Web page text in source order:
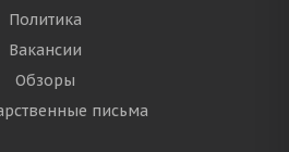
Политика
Вакансии
Обзоры
письма